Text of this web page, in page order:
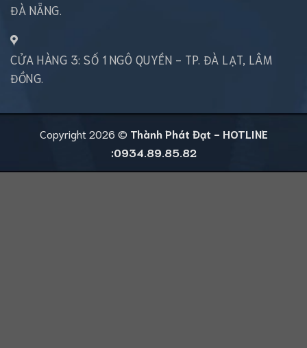
ĐÀ NẴNG.
CỬA HÀNG 3: SỐ 1 NGÔ QUYỀN - TP. ĐÀ LẠT, LÂM
ĐỒNG.
Copyright 2026 © Thành Phát Đạt - HOTLINE
:0934.89.85.82